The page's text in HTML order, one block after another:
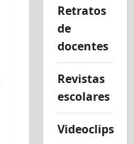
Retratos
de
docentes
Revistas
escolares
Videoclips